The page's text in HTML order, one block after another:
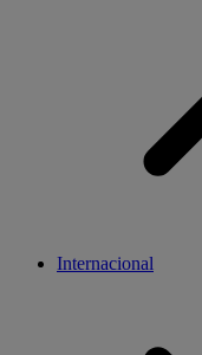
Internacional